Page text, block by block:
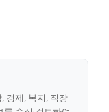
경제, 복지, 직장